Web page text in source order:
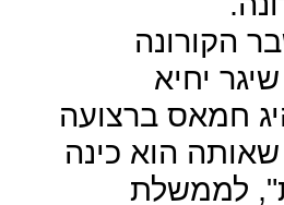
הקורונה
יחיא
חמאס ברצועה
הוא כינה
לממשלת